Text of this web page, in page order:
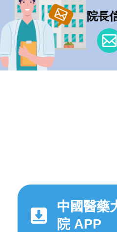
院長
中國醫藥
院 APP